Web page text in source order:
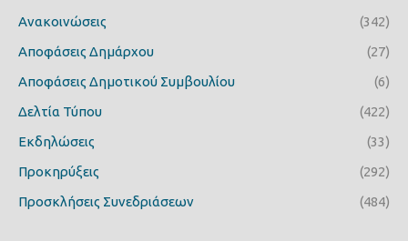
Ανακοινώσεις
(342)
Αποφάσεις Δημάρχου
(27)
Αποφάσεις Δημοτικού Συμβουλίου
(6)
Δελτία Τύπου
(422)
Εκδηλώσεις
(33)
Προκηρύξεις
(292)
Προσκλήσεις Συνεδριάσεων
(484)